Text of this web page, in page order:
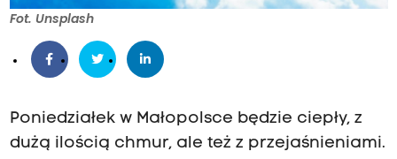
Fot. Unsplash
Poniedziałek w Małopolsce będzie ciepły, z
dużą ilością chmur, ale też z przejaśnieniami.